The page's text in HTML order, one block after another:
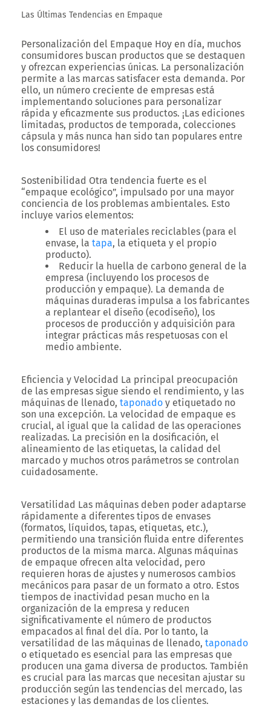
Las Últimas Tendencias en Empaque
Personalización del Empaque Hoy en día, muchos
consumidores buscan productos que se destaquen
y ofrezcan experiencias únicas. La personalización
permite a las marcas satisfacer esta demanda. Por
ello, un número creciente de empresas está
implementando soluciones para personalizar
rápida y eficazmente sus productos. ¡Las ediciones
limitadas, productos de temporada, colecciones
cápsula y más nunca han sido tan populares entre
los consumidores!
Sostenibilidad Otra tendencia fuerte es el
“empaque ecológico”, impulsado por una mayor
conciencia de los problemas ambientales. Esto
incluye varios elementos:
El uso de materiales reciclables (para el
envase, la tapa, la etiqueta y el propio
producto).
Reducir la huella de carbono general de la
empresa (incluyendo los procesos de
producción y empaque). La demanda de
máquinas duraderas impulsa a los fabricantes
a replantear el diseño (ecodiseño), los
procesos de producción y adquisición para
integrar prácticas más respetuosas con el
medio ambiente.
Eficiencia y Velocidad La principal preocupación
de las empresas sigue siendo el rendimiento, y las
máquinas de llenado, taponado y etiquetado no
son una excepción. La velocidad de empaque es
crucial, al igual que la calidad de las operaciones
realizadas. La precisión en la dosificación, el
alineamiento de las etiquetas, la calidad del
marcado y muchos otros parámetros se controlan
cuidadosamente.
Versatilidad Las máquinas deben poder adaptarse
rápidamente a diferentes tipos de envases
(formatos, líquidos, tapas, etiquetas, etc.),
permitiendo una transición fluida entre diferentes
productos de la misma marca. Algunas máquinas
de empaque ofrecen alta velocidad, pero
requieren horas de ajustes y numerosos cambios
mecánicos para pasar de un formato a otro. Estos
tiempos de inactividad pesan mucho en la
organización de la empresa y reducen
significativamente el número de productos
empacados al final del día. Por lo tanto, la
versatilidad de las máquinas de llenado, taponado
o etiquetado es esencial para las empresas que
producen una gama diversa de productos. También
es crucial para las marcas que necesitan ajustar su
producción según las tendencias del mercado, las
estaciones y las demandas de los clientes.